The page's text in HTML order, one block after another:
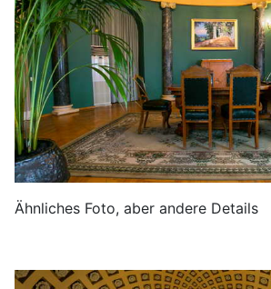
Ähnliches Foto, aber andere Details